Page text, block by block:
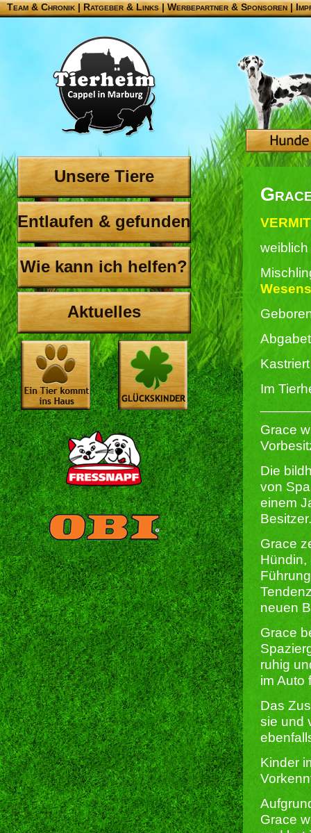
Team & Chronik |Ratgeber & Links|Werbepartner & Sponsoren|
Unsere Tiere
Entlaufen & gefunden
Wie kann ich helfen?
Aktuelles
weiblich
Im
Grace
Die
von
einem
Besitzer.
Grace
Hündin,
neuen
Grace
ruhig
im Auto
Das
sie und
Kinder
Grace